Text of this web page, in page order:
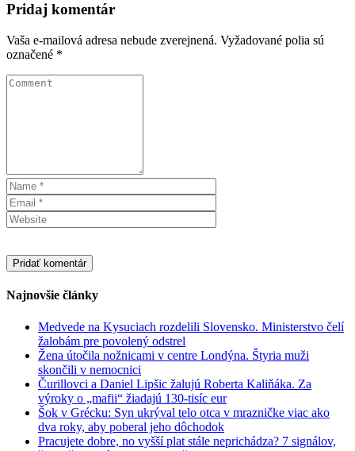
Pridaj komentár
Vaša e-mailová adresa nebude zverejnená. Vyžadované polia sú
označené *
Najnovšie články
Medvede na Kysuciach rozdelili Slovensko. Ministerstvo čelí
žalobám pre povolený odstrel
Žena útočila nožnicami v centre Londýna. Štyria muži
skončili v nemocnici
Čurillovci a Daniel Lipšic žalujú Roberta Kaliňáka. Za
výroky o „mafii“ žiadajú 130-tisíc eur
Šok v Grécku: Syn ukrýval telo otca v mrazničke viac ako
dva roky, aby poberal jeho dôchodok
Pracujete dobre, no vyšší plat stále neprichádza? 7 signálov,